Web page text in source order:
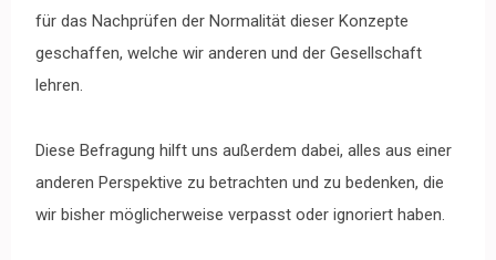
für das Nachprüfen der Normalität dieser Konzepte
geschaffen, welche wir anderen und der Gesellschaft
lehren.
Diese Befragung hilft uns außerdem dabei, alles aus einer
anderen Perspektive zu betrachten und zu bedenken, die
wir bisher möglicherweise verpasst oder ignoriert haben.